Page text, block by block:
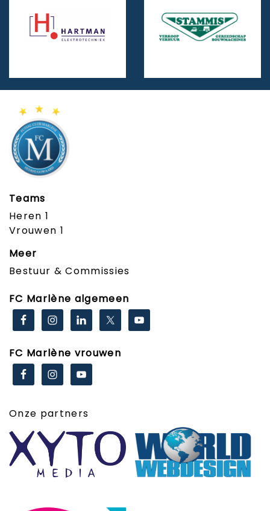
Teams
Heren 1
Vrouwen 1
Meer
Bestuur & Commissies
FC Marlène algemeen
FC Marlène vrouwen
Onze partners